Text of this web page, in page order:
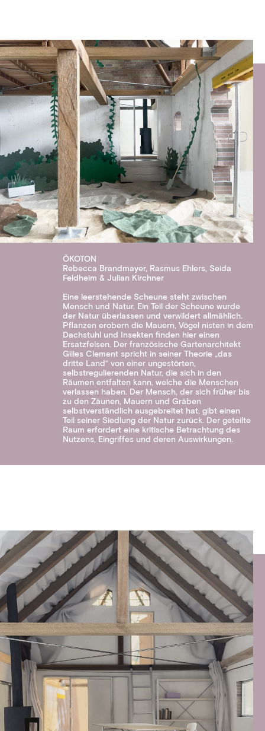
ÖKOTON
Rebecca Brandmayer, Rasmus Ehlers, Seida
Feldheim & Julian Kirchner
Eine leerstehende Scheune steht zwischen
Mensch und Natur. Ein Teil der Scheune wurde
der Natur überlassen und verwildert allmählich.
Pflanzen erobern die Mauern, Vögel nisten in dem
Dachstuhl und Insekten finden hier einen
Ersatzfelsen. Der französische Gartenarchitekt
Gilles Clement spricht in seiner Theorie „das
dritte Land“ von einer ungestörten,
selbstregulierenden Natur, die sich in den
Räumen entfalten kann, welche die Menschen
verlassen haben. Der Mensch, der sich früher bis
zu den Zäunen, Mauern und Gräben
selbstverständlich ausgebreitet hat, gibt einen
Teil seiner Siedlung der Natur zurück. Der geteilte
Raum erfordert eine kritische Betrachtung des
Nutzens, Eingriffes und deren Auswirkungen.